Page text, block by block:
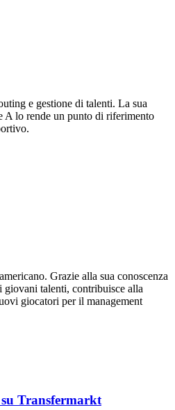
e gestione di talenti. La sua
A lo rende un punto di riferimento
Grazie alla sua conoscenza
giovani talenti, contribuisce alla
giocatori per il management
Transfermarkt